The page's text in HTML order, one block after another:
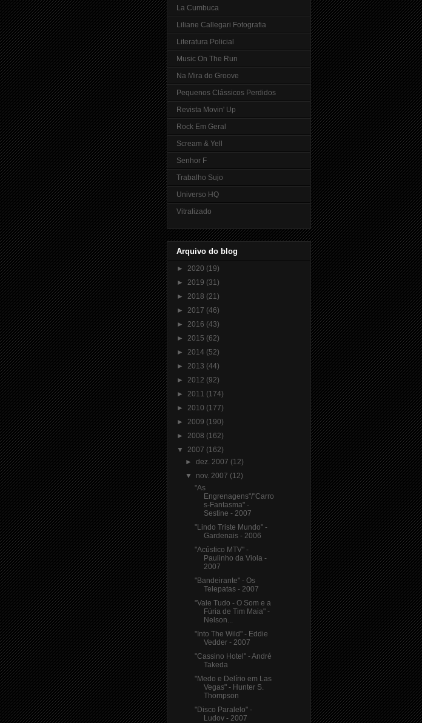
La Cumbuca
Liliane Callegari Fotografia
Literatura Policial
Music On The Run
Na Mira do Groove
Pequenos Clássicos Perdidos
Revista Movin' Up
Rock Em Geral
Scream & Yell
Senhor F
Trabalho Sujo
Universo HQ
Vitralizado
Arquivo do blog
► 2020 (19)
► 2019 (31)
► 2018 (21)
► 2017 (46)
► 2016 (43)
► 2015 (62)
► 2014 (52)
► 2013 (44)
► 2012 (92)
► 2011 (174)
► 2010 (177)
► 2009 (190)
► 2008 (162)
▼ 2007 (162)
►dez. 2007 (12)
▼ nov. 2007 (12)
"As
Engrenagens"/"Carro
s-Fantasma" -
Sestine - 2007
"Lindo Triste Mundo" -
Gardenais - 2006
"Acústico MTV" -
Paulinho da Viola -
2007
"Bandeirante" - Os
Telepatas - 2007
"Vale Tudo - O Som e a
Fúria de Tim Maia" -
Nelson...
"Into The Wild" - Eddie
Vedder - 2007
"Cassino Hotel" - André
Takeda
"Medo e Delírio em Las
Vegas" - Hunter S.
Thompson
"Disco Paralelo" -
Ludov - 2007